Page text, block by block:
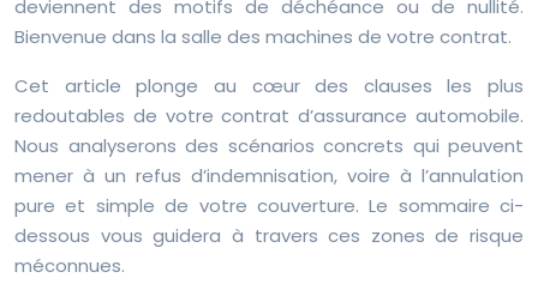
deviennent des motifs de déchéance ou de nullité.
Bienvenue dans la salle des machines de votre contrat.
Cet article plonge au cœur des clauses les plus
redoutables de votre contrat d’assurance automobile.
Nous analyserons des scénarios concrets qui peuvent
mener à un refus d’indemnisation, voire à l’annulation
pure et simple de votre couverture. Le sommaire ci-
dessous vous guidera à travers ces zones de risque
méconnues.